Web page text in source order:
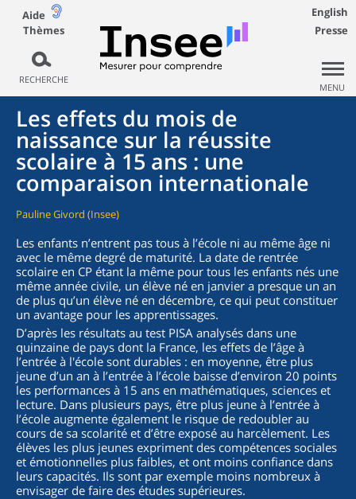
Aide
Thèmes
RECHERCHE
English
Presse
MENU
Les effets du mois de
naissance sur la réussite
scolaire à 15 ans : une
comparaison internationale
Pauline Givord (Insee)
Les enfants n’entrent pas tous à l’école ni au même âge ni
avec le même degré de maturité. La date de rentrée
scolaire en CP étant la même pour tous les enfants nés une
même année civile, un élève né en janvier a presque un an
de plus qu’un élève né en décembre, ce qui peut constituer
un avantage pour les apprentissages.
D’après les résultats au test PISA analysés dans une
quinzaine de pays dont la France, les effets de l’âge à
l’entrée à l'école sont durables : en moyenne, être plus
jeune d’un an à l’entrée à l’école baisse d’environ 20 points
les performances à 15 ans en mathématiques, sciences et
lecture. Dans plusieurs pays, être plus jeune à l’entrée à
l’école augmente également le risque de redoubler au
cours de sa scolarité et d’être exposé au harcèlement. Les
élèves les plus jeunes expriment des compétences sociales
et émotionnelles plus faibles, et ont moins confiance dans
leurs capacités. Ils sont par exemple moins nombreux à
envisager de faire des études supérieures.